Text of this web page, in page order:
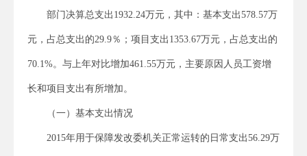
部门决算总支出1932.24万元，其中：基本支出578.57万
元，占总支出的29.9％；项目支出1353.67万元，占总支出的
70.1%。与上年对比增加461.55万元，主要原因人员工资增
长和项目支出有所增加。
（一）基本支出情况
2015年用于保障发改委机关正常运转的日常支出56.29万